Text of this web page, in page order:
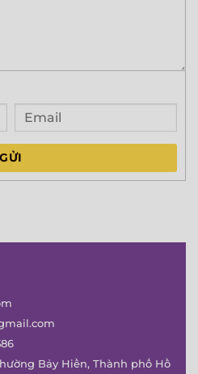
GỬI
Bảy Hiền, Thành phố Hồ